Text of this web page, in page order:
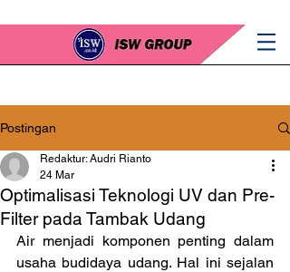
Postingan
Optimalisasi Teknologi UV dan Pre-
Filter pada Tambak Udang
Redaktur: Audri Rianto
24 Mar
Air menjadi komponen penting dalam
usaha budidaya udang. Hal ini sejalan